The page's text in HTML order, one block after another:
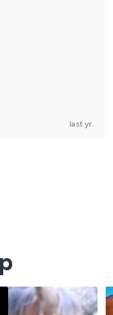
last yr.